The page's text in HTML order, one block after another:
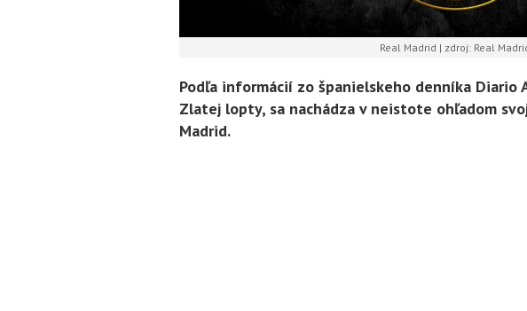
Real Madrid | zdroj: Real
Podľa informácií zo španielskeho denníka Diario
Zlatej lopty, sa nachádza v neistote ohľadom
Madrid.